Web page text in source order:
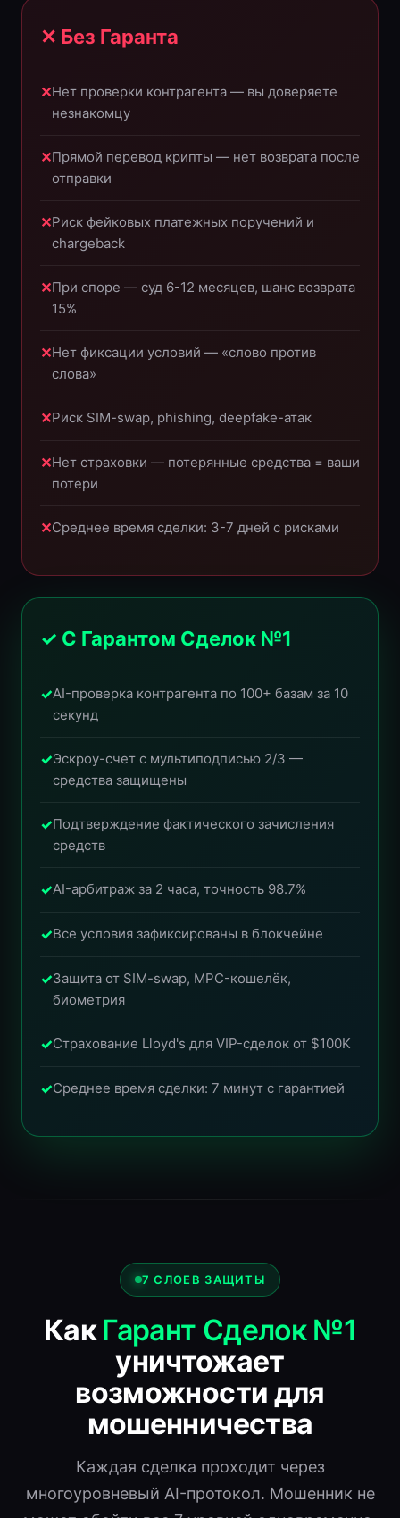
✕ Без Гаранта
Нет проверки контрагента — вы доверяете
незнакомцу
Прямой перевод крипты — нет возврата после
отправки
Риск фейковых платежных поручений и
chargeback
При споре — суд 6-12 месяцев, шанс возврата
15%
Нет фиксации условий — «слово против
слова»
Риск SIM-swap, phishing, deepfake-атак
Нет страховки — потерянные средства = ваши
потери
Среднее время сделки: 3-7 дней с рисками
✓ С Гарантом Сделок №1
AI-проверка контрагента по 100+ базам за 10
секунд
Эскроу-счет с мультиподписью 2/3 —
средства защищены
Подтверждение фактического зачисления
средств
AI-арбитраж за 2 часа, точность 98.7%
Все условия зафиксированы в блокчейне
Защита от SIM-swap, MPC-кошелёк,
биометрия
Страхование Lloyd's для VIP-сделок от $100K
Среднее время сделки: 7 минут с гарантией
7 СЛОЕВ ЗАЩИТЫ
КакГарант Сделок №1
уничтожает
возможности для
мошенничества
Каждая сделка проходит через
многоуровневый AI-протокол. Мошенник не